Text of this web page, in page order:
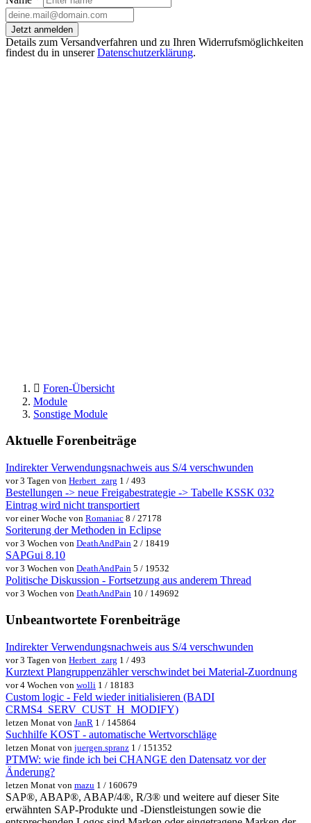
Jetzt anmelden
Details zum Versandverfahren und zu Ihren Widerrufsmöglichkeiten
findest du in unsererDatenschutzerklärung.
Foren-Übersicht
Module
Sonstige Module
Aktuelle Forenbeiträge
Indirekter Verwendungsnachweis aus S/4 verschwunden
vor 3 Tagen von Herbert_zarg 1 / 493
Bestellungen -> neue Freigabestrategie -> Tabelle KSSK 032
Eintrag wird nicht transportiert
vor einer Woche von Romaniac 8 / 27178
Soriterung der Methoden in Eclipse
vor 3 Wochen von DeathAndPain 2 / 18419
SAPGui 8.10
vor 3 Wochen von DeathAndPain 5 / 19532
Politische Diskussion - Fortsetzung aus anderem Thread
vor 3 Wochen von DeathAndPain 10 / 149692
Unbeantwortete Forenbeiträge
Indirekter Verwendungsnachweis aus S/4 verschwunden
vor 3 Tagen von Herbert_zarg 1 / 493
Kurztext Plangruppenzähler verschwindet bei Material-Zuordnung
vor 4 Wochen von wolli 1 / 18183
Custom logic - Feld wieder initialisieren (BADI
CRMS4_SERV_CUST_H_MODIFY)
letzen Monat von JanR 1 / 145864
Suchhilfe KOST - automatische Wertvorschläge
letzen Monat von juergen.spranz 1 / 151352
PTMW: wie finde ich bei CHANGE den Datensatz vor der
Änderung?
letzen Monat von mazu 1 / 160679
SAP®, ABAP®, ABAP/4®, R/3® und weitere auf dieser Site
erwähnten SAP-Produkte und -Dienstleistungen sowie die